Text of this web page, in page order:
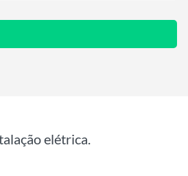
elétrica.